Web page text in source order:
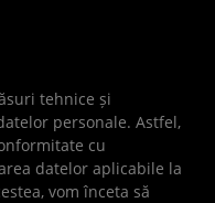
tehnice și
personale. Astfel,
cu
datelor aplicabile la
vom înceta să